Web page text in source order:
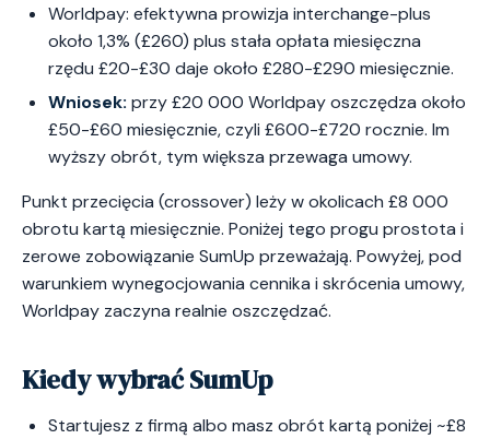
Worldpay: efektywna prowizja interchange-plus
około 1,3% (£260) plus stała opłata miesięczna
rzędu £20-£30 daje około £280-£290 miesięcznie.
Wniosek: przy £20 000 Worldpay oszczędza około
£50-£60 miesięcznie, czyli £600-£720 rocznie. Im
wyższy obrót, tym większa przewaga umowy.
Punkt przecięcia (crossover) leży w okolicach £8 000
obrotu kartą miesięcznie. Poniżej tego progu prostota i
zerowe zobowiązanie SumUp przeważają. Powyżej, pod
warunkiem wynegocjowania cennika i skrócenia umowy,
Worldpay zaczyna realnie oszczędzać.
Kiedy wybrać SumUp
Startujesz z firmą albo masz obrót kartą poniżej ~£8